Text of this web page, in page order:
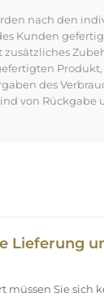
verfügen über
Personal,
der Spiegel
Selbst wenn Sie
bestellen,
rechnen.